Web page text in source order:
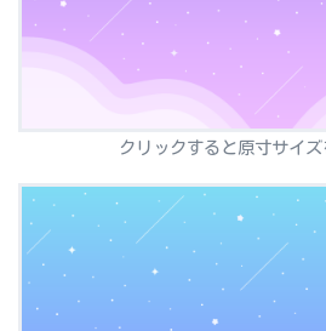
クリックすると原寸サイズ